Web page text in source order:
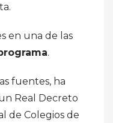
en una de las
.
fuentes, ha
Real Decreto
de Colegios de